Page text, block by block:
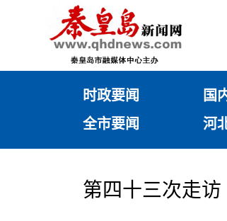
时政要闻 国
全市要闻
河
第四十三次走访